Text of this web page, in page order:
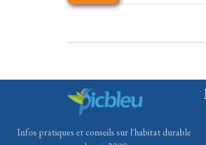
Infos pratiques et conseils sur l'habitat durable